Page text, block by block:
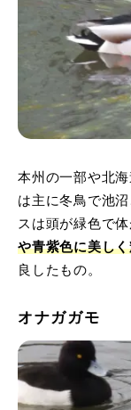
本州の一部や北
は主に冬鳥で池
スは頭が緑色で
や青紫色に美し
良したもの。
オナガガモ